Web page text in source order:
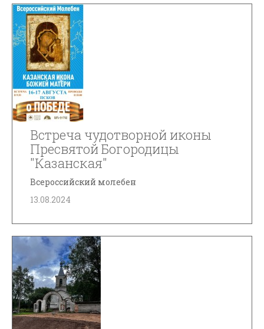
Встреча чудотворной иконы
Пресвятой Богородицы
"Казанская"
Всероссийский молебен
13.08.2024